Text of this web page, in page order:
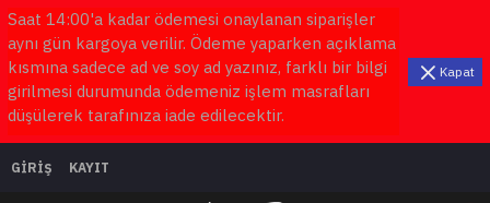
Saat 14:00'a kadar ödemesi onaylanan siparişler
aynı gün kargoya verilir. Ödeme yaparken açıklama
kısmına sadece ad ve soy ad yazınız, farklı bir bilgi
girilmesi durumunda ödemeniz işlem masrafları
düşülerek tarafınıza iade edilecektir.
Kapat
GIRIŞ KAYIT